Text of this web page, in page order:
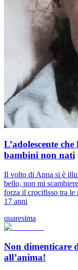
L’adolescente
bambini non nati
Il volto di Anna si è
bello, non mi
forza il crocifisso tra le
17 anni
quaresima
Non dimenticare
all’anima!